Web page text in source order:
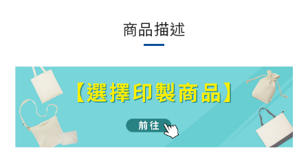
商品描述